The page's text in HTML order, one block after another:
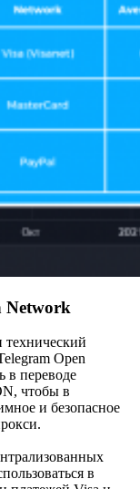
Network
технический
Open
в переводе
чтобы в
и безопасное
в